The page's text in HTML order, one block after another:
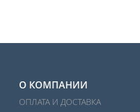
О КОМПАНИИ
ОПЛАТА И ДОСТАВКА